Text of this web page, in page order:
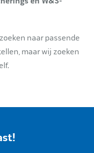
naar passende
maar wij zoeken